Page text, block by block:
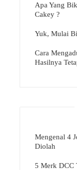
Apa Yang
Cakey ?
Yuk, Mulai
Cara
Hasilnya
Mengenal 4
Diolah
5 Merk DCC